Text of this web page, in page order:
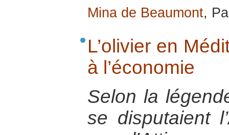
Mina de Beaumont,
L’olivier en
à l’économie
Selon la
se disputaient